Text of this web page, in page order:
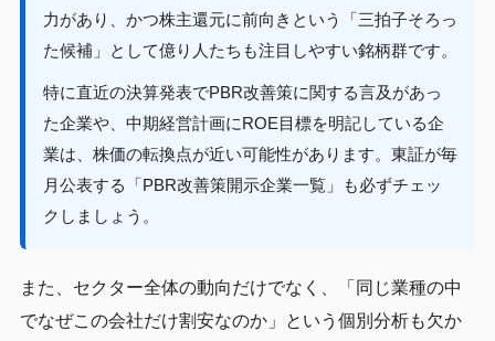
力があり、かつ株主還元に前向きという「三拍子そろっ
た候補」として億り人たちも注目しやすい銘柄群です。
特に直近の決算発表でPBR改善策に関する言及があっ
た企業や、中期経営計画にROE目標を明記している企
業は、株価の転換点が近い可能性があります。東証が毎
月公表する「PBR改善策開示企業一覧」も必ずチェッ
クしましょう。
また、セクター全体の動向だけでなく、「同じ業種の中
でなぜこの会社だけ割安なのか」という個別分析も欠か